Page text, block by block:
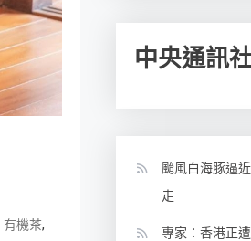
有機茶,
中央通訊
颱風白海豚逼
走
專家：香港正